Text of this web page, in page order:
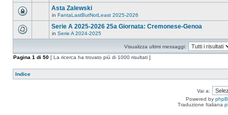
Asta Zalewski
in FantaLastButNotLeast 2025-2026
Serie A 2025-2026 25a Giornata: Cremonese-Genoa
in Serie A 2024-2025
Visualizza ultimi messaggi:
Pagina 1 di 50 [ La ricerca ha trovato più di 1000 risultati ]
Indice
Vai a:
Powered by
Traduzione Italiana